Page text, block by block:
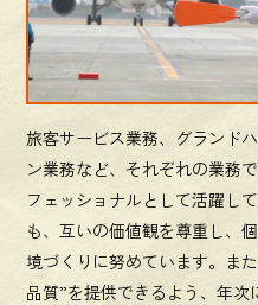
旅客サービス業務、グランド
ン業務など、それぞれの業務
フェッショナルとして活躍し
も、互いの価値観を尊重し、
境づくりに努めています。ま
品質”を提供できるよう、年